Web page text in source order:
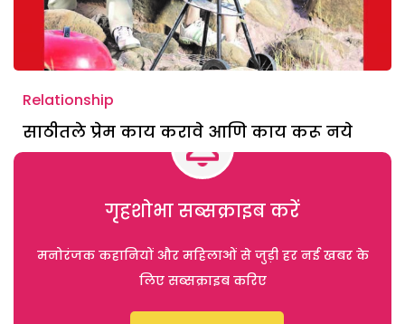
Relationship
साठीतले प्रेम काय करावे आणि काय करू नये
गृहशोभा सब्सक्राइब करें
मनोरंजक कहानियों और महिलाओं से जुड़ी हर नई खबर के
लिए सब्सक्राइब करिए